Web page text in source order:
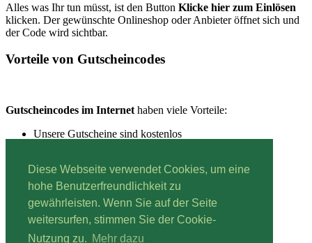
Diese Webseite verwendet Cookies, um eine
hohe Benutzerfreundlichkeit zu
gewährleisten. Wenn Sie auf der Seite
weitersurfen, stimmen Sie der Cookie-
Nutzung zu. Mehr dazu
Alles was Ihr tun müsst, ist den Button Klicke hier zum Einlösen
klicken. Der gewünschte Onlineshop oder Anbieter öffnet sich und
der Code wird sichtbar.
Vorteile von Gutscheincodes
Gutscheincodes im Internet haben viele Vorteile:
Unsere Gutscheine sind kostenlos
Lesestoff:Mehr über Gutscheine erfahren.